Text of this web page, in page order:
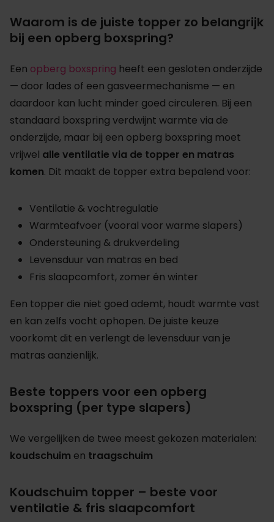
Waarom is de juiste topper zo belangrijk
bij een opberg boxspring?
Een opberg boxspring heeft een gesloten onderzijde
— door lades of een gasveermechanisme — en
daardoor kan lucht minder goed circuleren. Bij een
standaard boxspring verdwijnt warmte via de
onderzijde, maar bij een opberg boxspring moet
vrijwel alle ventilatie via de topper en matras
komen. Dit maakt de topper extra bepalend voor:
Ventilatie & vochtregulatie
Warmteafvoer (vooral voor warme slapers)
Ondersteuning & drukverdeling
Levensduur van matras en bed
Fris slaapcomfort, zomer én winter
Een topper die niet goed ademt, houdt warmte vast
en kan zelfs vocht ophopen. De juiste keuze
voorkomt dit en verlengt de levensduur van je
matras aanzienlijk.
Beste toppers voor een opberg
boxspring (per type slapers)
We vergelijken de twee meest gekozen materialen:
koudschuim en traagschuim
Koudschuim topper – beste voor
ventilatie & fris slaapcomfort